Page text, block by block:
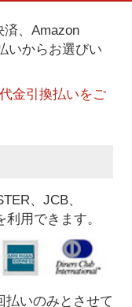
済、Amazon
いからお選びい
金引換払いをご
、JCB、
用できます。
払いのみとさせて